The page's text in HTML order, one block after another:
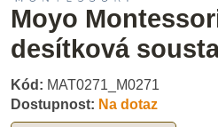
Moyo
desítková
Kód: MAT0271_M0271
Dostupnost: Na dotaz